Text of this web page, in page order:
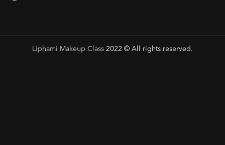
Liphami Makeup Class 2022 © All rights reserved.